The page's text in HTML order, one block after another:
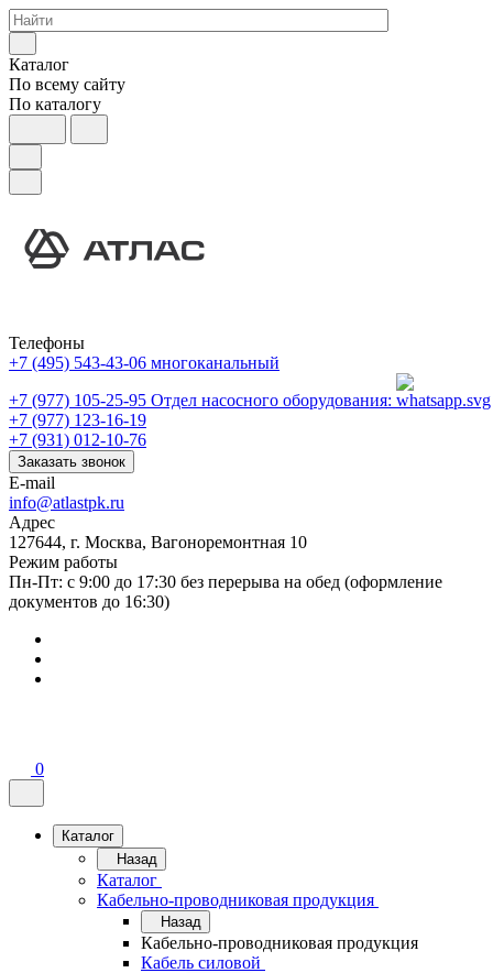
Каталог
По всему сайту
По каталогу
Телефоны
+7 (495) 543-43-06 многоканальный
+7 (977) 105-25-95 Отдел насосного оборудования:
+7 (977) 123-16-19
+7 (931) 012-10-76
Заказать звонок
E-mail
info@atlastpk.ru
Адрес
127644, г. Москва, Вагоноремонтная 10
Режим работы
Пн-Пт: с 9:00 до 17:30 без перерыва на обед (оформление
документов до 16:30)
0
Каталог
Назад
Каталог
Кабельно-проводниковая продукция
Назад
Кабельно-проводниковая продукция
Кабель силовой